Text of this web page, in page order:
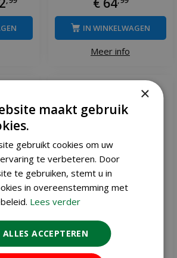
Meer info
IN WINKELWAGEN
bracket
Elho green basics balcony
rack 60 antraciet
×
maakt gebruik
gebruikt cookies om uw
te verbeteren. Door
te gebruiken, stemt u in
in overeenstemming met
Lees verder
ALLES ACCEPTEREN